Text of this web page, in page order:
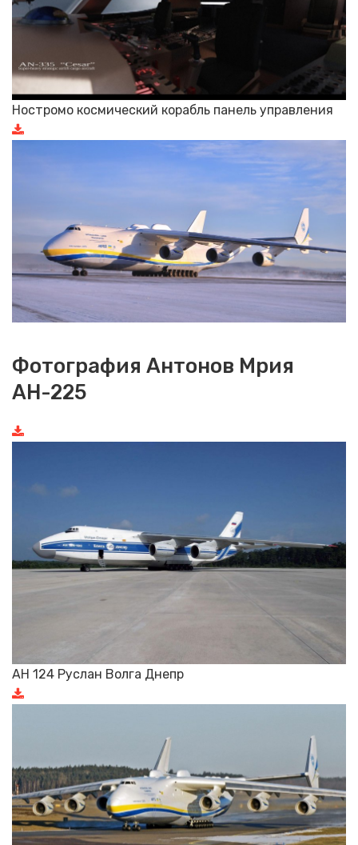
Ностромо космический корабль панель управления
Фотография Антонов Мрия
АН-225
АН 124 Руслан Волга Днепр